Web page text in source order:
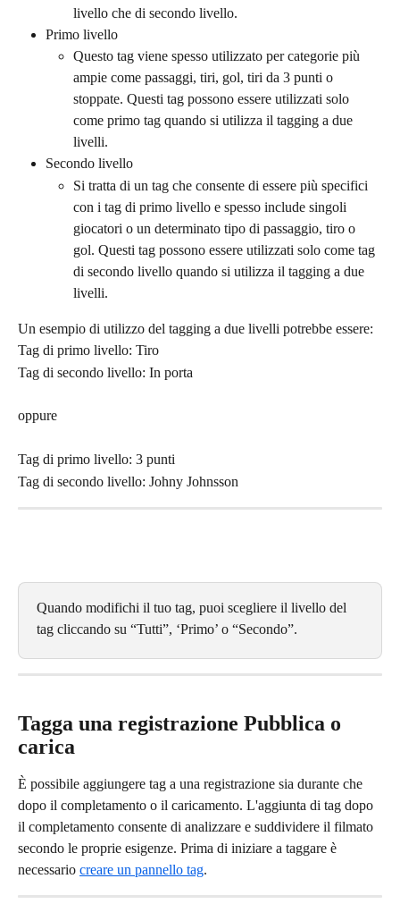
livello che di secondo livello.
Primo livello
Questo tag viene spesso utilizzato per categorie più
ampie come passaggi, tiri, gol, tiri da 3 punti o
stoppate. Questi tag possono essere utilizzati solo
come primo tag quando si utilizza il tagging a due
livelli.
Secondo livello
Si tratta di un tag che consente di essere più specifici
con i tag di primo livello e spesso include singoli
giocatori o un determinato tipo di passaggio, tiro o
gol. Questi tag possono essere utilizzati solo come tag
di secondo livello quando si utilizza il tagging a due
livelli.
Un esempio di utilizzo del tagging a due livelli potrebbe essere:
Tag di primo livello: Tiro
Tag di secondo livello: In porta
oppure
Tag di primo livello: 3 punti
Tag di secondo livello: Johny Johnsson
Quando modifichi il tuo tag, puoi scegliere il livello del
tag cliccando su “Tutti”, ‘Primo’ o “Secondo”.
Tagga una registrazione Pubblica o
carica
È possibile aggiungere tag a una registrazione sia durante che
dopo il completamento o il caricamento. L'aggiunta di tag dopo
il completamento consente di analizzare e suddividere il filmato
secondo le proprie esigenze. Prima di iniziare a taggare è
necessario creare un pannello tag.